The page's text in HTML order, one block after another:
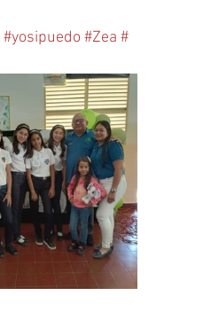
#yosipuedo #Zea #